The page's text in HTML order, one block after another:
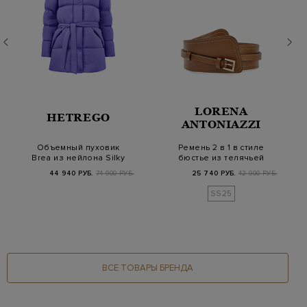
HETREGO
Объемный пуховик
Brea из нейлона Silky
Dull с поясом в…
44 940 РУБ. 74 900 РУБ.
LORENA
ANTONIAZZI
Ремень 2 в 1 в стиле
бюстье из телячьей
кожи с простро…
25 740 РУБ. 42 900 РУБ.
SS25
ВСЕ ТОВАРЫ БРЕНДА